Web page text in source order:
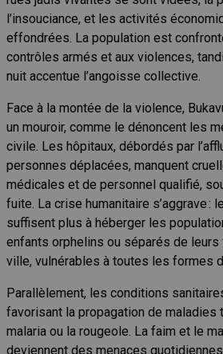
l’insouciance, et les activités
effondrées. La population est
contrôles armés et aux violences,
nuit accentue l’angoisse collective.
Face à la montée de la violence,
un mouroir, comme le dénoncent les
civile. Les hôpitaux, débordés par
personnes déplacées, manquent
médicales et de personnel qualifié,
fuite. La crise humanitaire s’aggrave :
suffisent plus à héberger les
enfants orphelins ou séparés de
ville, vulnérables à toutes les formes
Parallèlement, les conditions
favorisant la propagation de maladies
malaria ou la rougeole. La faim et le
deviennent des menaces